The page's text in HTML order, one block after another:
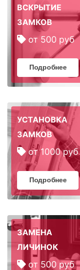
ВСКРЫТИЕ
ЗАМКОВ
от 500 руб
Подробнее
УСТАНОВКА
ЗАМКОВ
от 1000 руб
Подробнее
ЗАМЕНА
ЛИЧИНОК
от 500 руб